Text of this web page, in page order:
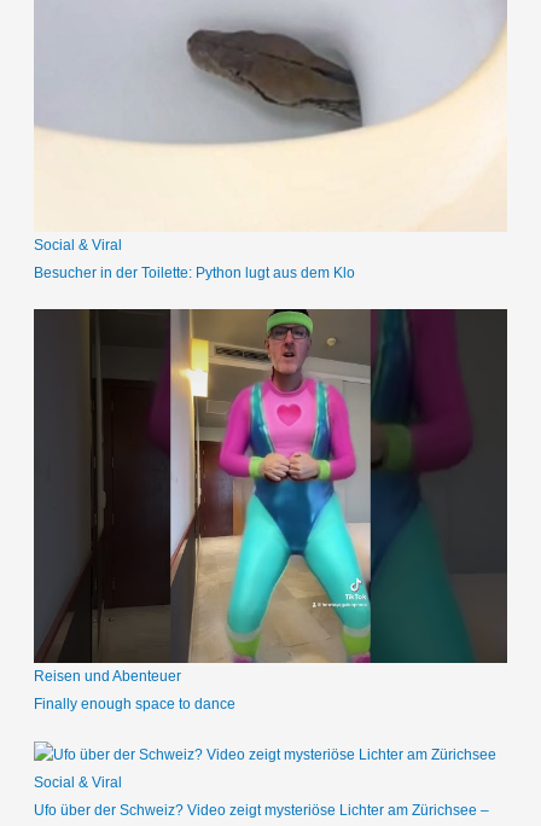
c
Social & Viral
Besucher in der Toilette: Python lugt aus dem Klo
Reisen und Abenteuer
Finally enough space to dance
Social & Viral
Ufo über der Schweiz? Video zeigt mysteriöse Lichter am Zürichsee –